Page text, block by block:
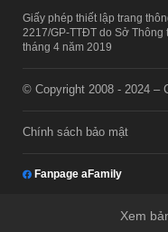
Giấy phép thiết lập trang
2217/GP-TTĐT do Sở
tháng 4 năm 2019
© Copyright 2008 - 2024 –
Chính sách bảo mật
Fanpage aFamily
Xem